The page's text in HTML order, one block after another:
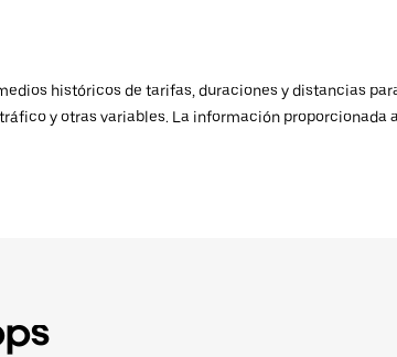
históricos de tarifas, duraciones y distancias
y otras variables. La información proporcionada